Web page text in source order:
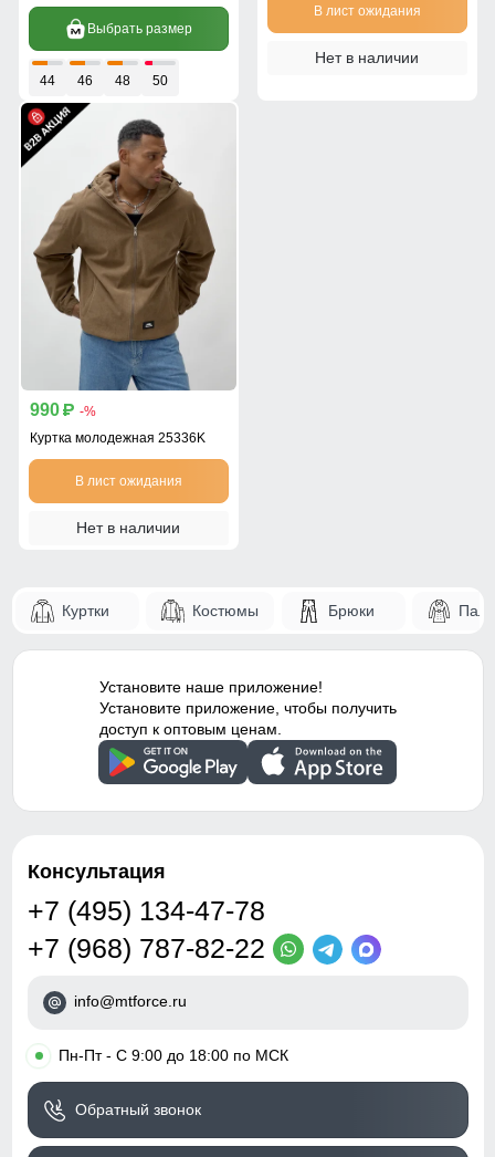
Выбрать размер
44 46 48 50
В лист ожидания
Нет в наличии
990 p -%
Куртка молодежная 25336K
В лист ожидания
Нет в наличии
Куртки Костюмы Брюки
Установите наше приложение!
Установите приложение, чтобы получить
доступ к оптовым ценам.
Консультация
+7 (495) 134-47-78
+7 (968) 787-82-22
info@mtforce.ru
• Пн-Пт - С 9:00 до 18:00 по МСК
Обратный звонок